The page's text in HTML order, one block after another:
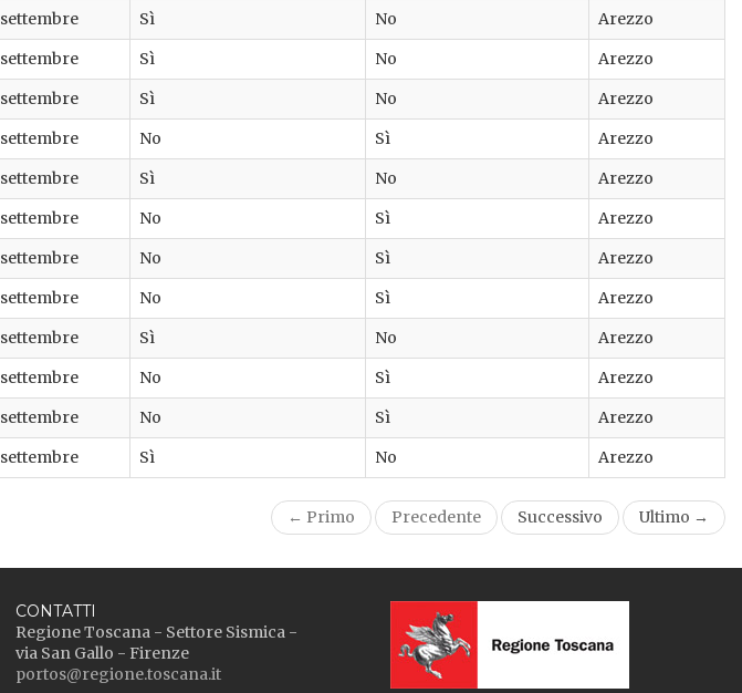
settembre Sì No
Arezzo
settembre Sì No
Arezzo
settembre Sì No
Arezzo
settembre No Sì
Arezzo
settembre Sì No
Arezzo
settembre No Sì
Arezzo
settembre No Sì
Arezzo
settembre No Sì
Arezzo
settembre Sì No
Arezzo
settembre No Sì
Arezzo
settembre No Sì
Arezzo
settembre Sì No Arezzo
← Primo Precedente Successivo Ultimo →
CONTATTI
Regione Toscana - Settore Sismica -
via San Gallo - Firenze
portos@regione.toscana.it